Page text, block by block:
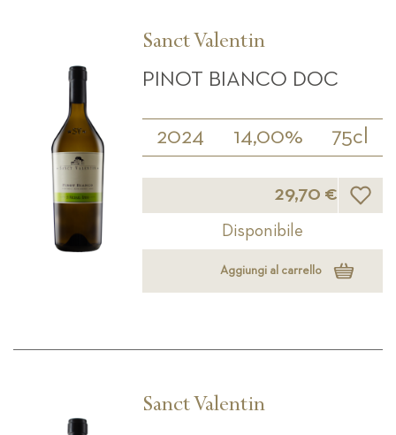
Sanct Valentin
PINOT BIANCO DOC
2024 14,00% 75cl
29,70 €
Disponibile
Aggiungi al carrello
Sanct Valentin